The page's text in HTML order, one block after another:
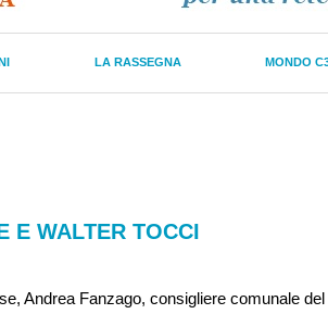
LA RASSEGNA MONDO
E WALTER TOCCI
Andrea Fanzago, consigliere comunale del